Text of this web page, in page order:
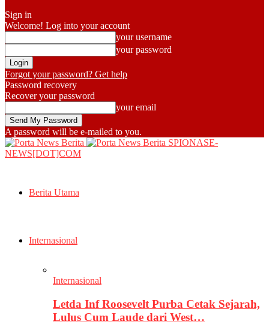
Sign in
Welcome! Log into your account
your username
your password
Forgot your password? Get help
Password recovery
Recover your password
your email
A password will be e-mailed to you.
SPIONASE-
NEWS[DOT]COM
Berita Utama
Internasional
Internasional
Letda Inf Roosevelt Purba Cetak Sejarah,
Lulus Cum Laude dari West…